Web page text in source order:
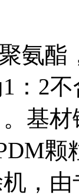
氨酯
：2
基
，